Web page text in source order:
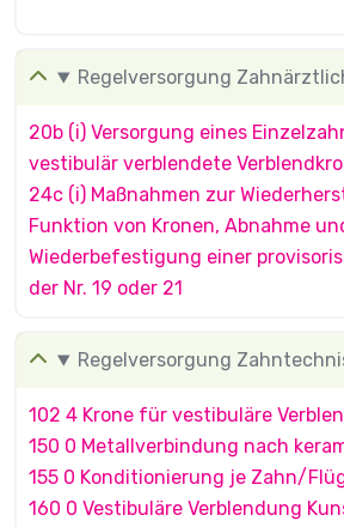
Regelversorgung
20b (i) Versorgung eines
vestibulär verblendete
24c (i) Maßnahmen zur
Funktion von Kronen, Abnahme
Wiederbefestigung einer
der Nr. 19 oder 21
Regelversorgung
102 4 Krone für vestibuläre
150 0 Metallverbindung nach
155 0 Konditionierung je Zahn/
160 0 Vestibuläre Verblendung